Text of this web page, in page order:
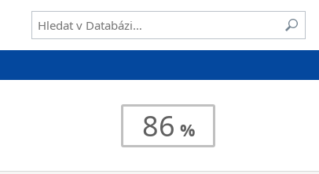
86